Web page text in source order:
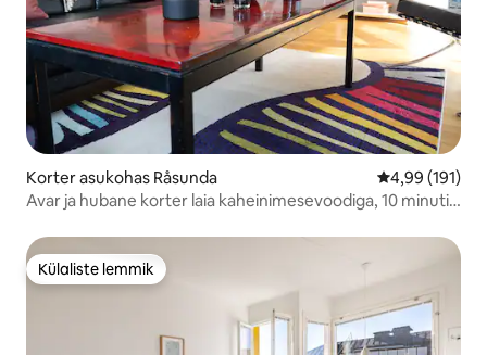
Korter asukohas Råsunda Keskmine
4,99 (191)
Avar ja hubane korter laia kaheinimesevoodiga, 10 minuti
Külaliste lemmik
Külaliste lemmik